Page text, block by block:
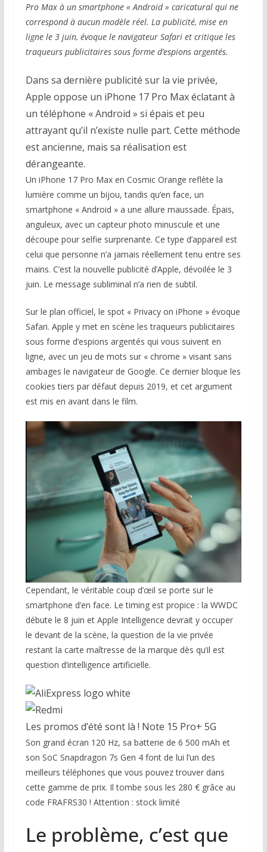
Pro Max à un smartphone « Android » caricatural qui ne
correspond à aucun modèle réel. La publicité, mise en
ligne le 3 juin, évoque le navigateur Safari et critique les
traqueurs publicitaires sous forme d’espions argentés.
Dans sa dernière publicité sur la vie privée,
Apple oppose un iPhone 17 Pro Max éclatant à
un téléphone « Android » si épais et peu
attrayant qu’il n’existe nulle part. Cette méthode
est ancienne, mais sa réalisation est
dérangeante.
Un iPhone 17 Pro Max en Cosmic Orange reflète la
lumière comme un bijou, tandis qu’en face, un
smartphone « Android » a une allure maussade. Épais,
anguleux, avec un capteur photo minuscule et une
découpe pour selfie surprenante. Ce type d’appareil est
celui que personne n’a jamais réellement tenu entre ses
mains. C’est la nouvelle publicité d’Apple, dévoilée le 3
juin. Le message subliminal n’a rien de subtil.
Sur le plan officiel, le spot « Privacy on iPhone » évoque
Safari. Apple y met en scène les traqueurs publicitaires
sous forme d’espions argentés qui vous suivent en
ligne, avec un jeu de mots sur « chrome » visant sans
ambages le navigateur de Google. Ce dernier bloque les
cookies tiers par défaut depuis 2019, et cet argument
est mis en avant dans le film.
Cependant, le véritable coup d’œil se porte sur le
smartphone d’en face. Le timing est propice : la WWDC
débute le 8 juin et Apple Intelligence devrait y occuper
le devant de la scène, la question de la vie privée
restant la carte maîtresse de la marque dès qu’il est
question d’intelligence artificielle.
Les promos d’été sont là ! Note 15 Pro+ 5G
Son grand écran 120 Hz, sa batterie de 6 500 mAh et
son SoC Snapdragon 7s Gen 4 font de lui l’un des
meilleurs téléphones que vous pouvez trouver dans
cette gamme de prix. Il tombe sous les 280 € grâce au
code FRAFRS30 ! Attention : stock limité
Le problème, c’est que